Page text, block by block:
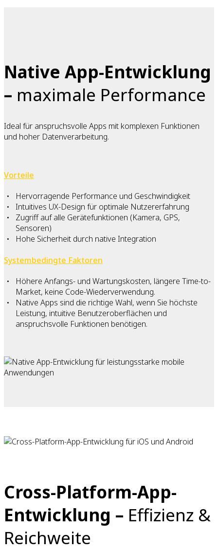
Native App-Entwicklung
– maximale Performance
Ideal für anspruchsvolle Apps mit komplexen Funktionen
und hoher Datenverarbeitung.
Vorteile
Hervorragende Performance und Geschwindigkeit
Intuitives UX-Design für optimale Nutzererfahrung
Zugriff auf alle Gerätefunktionen (Kamera, GPS,
Sensoren)
Hohe Sicherheit durch native Integration
Systembedingte Faktoren
Höhere Anfangs- und Wartungskosten, längere Time-to-
Market, keine Code-Wiederverwendung.
Native Apps sind die richtige Wahl, wenn Sie höchste
Leistung, intuitive Benutzeroberflächen und
anspruchsvolle Funktionen benötigen.
Cross-Platform-App-
Entwicklung – Effizienz &
Reichweite